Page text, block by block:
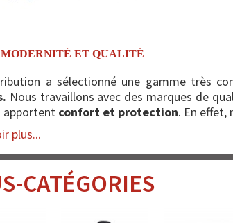
ET QUALITÉ
a sélectionné une gamme très
Nous travaillons avec des marques de
apportent confort et protection. En effet,
plus...
CATÉGORIES